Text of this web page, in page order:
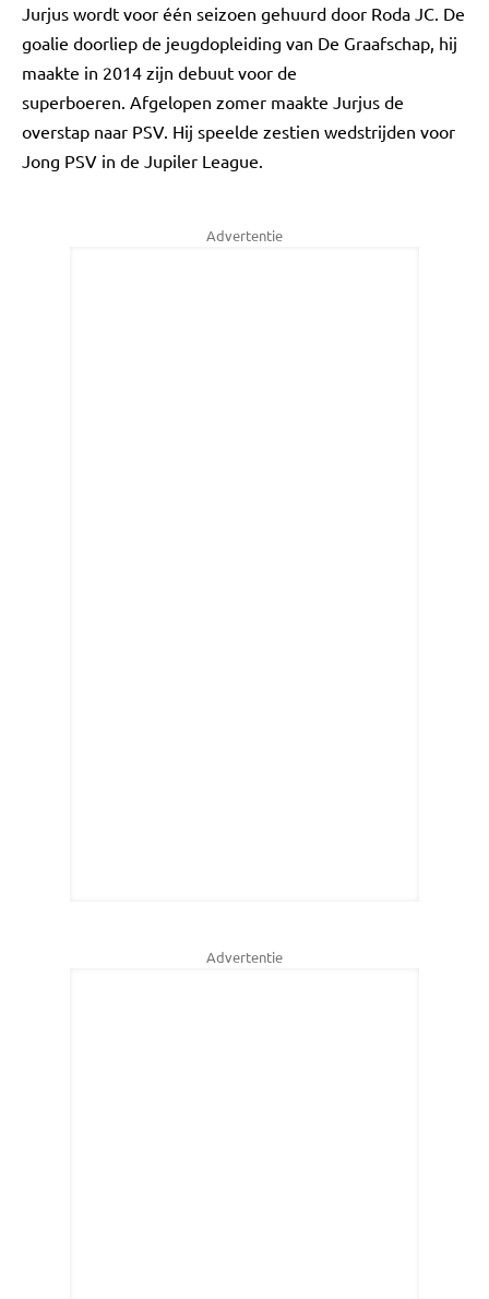
Jurjus wordt voor één seizoen gehuurd door Roda JC. De
goalie doorliep de jeugdopleiding van De Graafschap, hij
maakte in 2014 zijn debuut voor de
superboeren. Afgelopen zomer maakte Jurjus de
overstap naar PSV. Hij speelde zestien wedstrijden voor
Jong PSV in de Jupiler League.
Advertentie
Advertentie